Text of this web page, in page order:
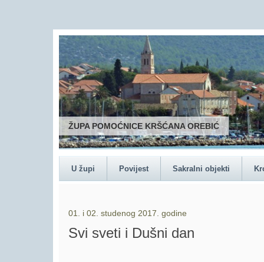
ŽUPA POMOĆNICE KRŠĆANA OREBIĆ
U župi Povijest Sakralni objekti
01. i 02. studenog 2017. godine
Svi sveti i Dušni dan